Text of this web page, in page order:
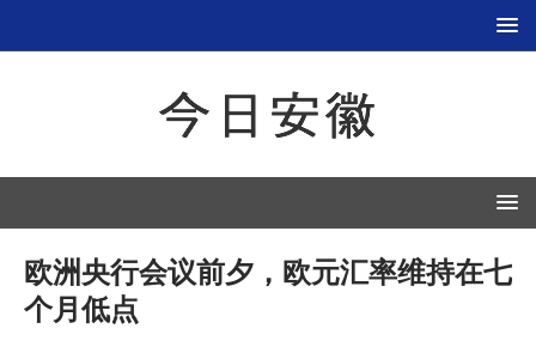
欧洲央行会议前夕，欧元汇率维持在七
个月低点